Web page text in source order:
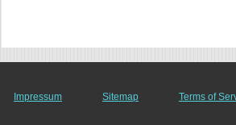
Impressum Sitemap Terms of